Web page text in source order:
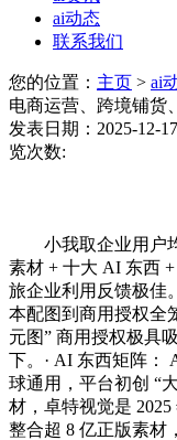
ai动态
联系我们
您的位置： 主页 > ai
电商运营、跨境铺货
发表日期：2025-12-
览次数:
小我取企业用户均
素材 + 十大 AI 东西
旅企业利用反馈极佳
本配图到商用授权全
元图” 商用授权极具
下。· AI 东西矩阵：
球通用，平台初创 “
材，卓特视觉是
整合超 8 亿正版素材